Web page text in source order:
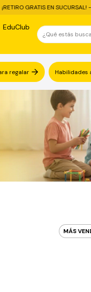
- 3 CUOTAS SIN INTERÉS -
EduClub
regalar Habilidades